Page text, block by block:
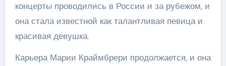
концерты проводились в России и за рубежом, и
она стала известной как талантливая певица и
красивая девушка.
Карьера Марии Краймбрери продолжается, и она